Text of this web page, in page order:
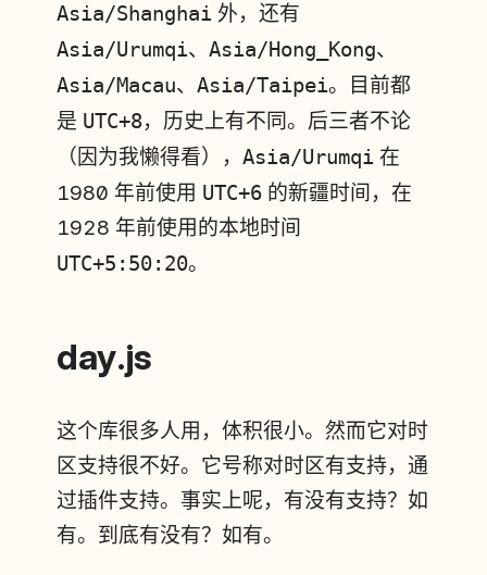
Asia/Shanghai 外，还有
Asia/Urumqi、 Asia/Hong_Kong、
Asia/Macau、 Asia/Taipei。目前都
是 UTC+8，历史上有不同。后三者不论
（因为我懒得看）， Asia/Urumqi 在
1980 年前使用 UTC+6 的新疆时间，在
1928 年前使用的本地时间
UTC+5:50:20。
day.js
这个库很多人用，体积很小。然而它对时
区支持很不好。它号称对时区有支持，通
过插件支持。事实上呢，有没有支持？如
有。到底有没有？如有。